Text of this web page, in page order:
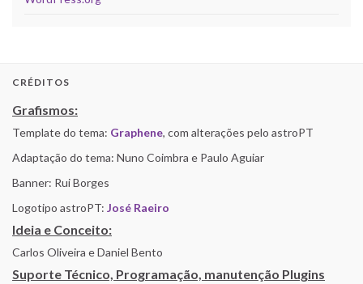
CRÉDITOS
Grafismos:
Template do tema: Graphene, com alterações pelo astroPT
Adaptação do tema: Nuno Coimbra e Paulo Aguiar
Banner: Rui Borges
Logotipo astroPT: José Raeiro
Ideia e Conceito:
Carlos Oliveira e Daniel Bento
Suporte Técnico, Programação, manutenção Plugins